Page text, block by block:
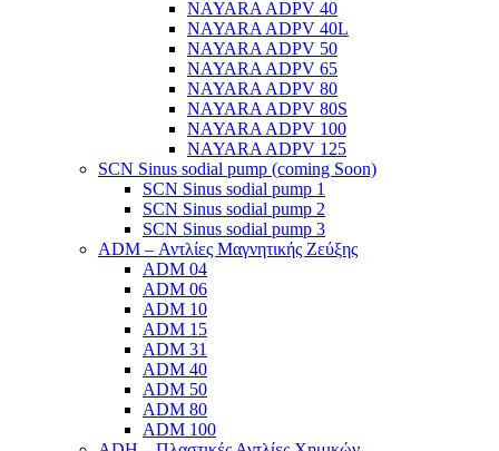
NAYARA ADPV 40
NAYARA ADPV 40L
NAYARA ADPV 50
NAYARA ADPV 65
NAYARA ADPV 80
NAYARA ADPV 80S
NAYARA ADPV 100
NAYARA ADPV 125
SCN Sinus sodial pump (coming Soon)
SCN Sinus sodial pump 1
SCN Sinus sodial pump 2
SCN Sinus sodial pump 3
ADM – Αντλίες Μαγνητικής Ζεύξης
ADM 04
ADM 06
ADM 10
ADM 15
ADM 31
ADM 40
ADM 50
ADM 80
ADM 100